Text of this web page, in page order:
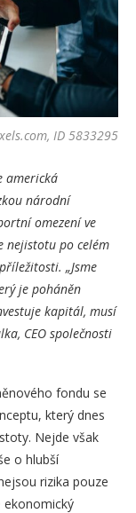
ID 5833295
americká
národní
omezení ve
nejistotu po celém
„Jsme
je poháněn
kapitál, musí
CEO společnosti
fondu se
který dnes
Nejde však
o hlubší
rizika pouze
ekonomický